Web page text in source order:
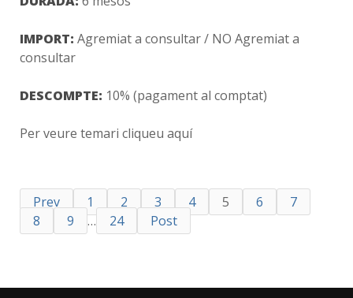
IMPORT: Agremiat a consultar / NO Agremiat a
consultar
DESCOMPTE: 10% (pagament al comptat)
Per veure temari cliqueu aquí
Prev 1 2 3 4 5 6
7
8
9 … 24 Post